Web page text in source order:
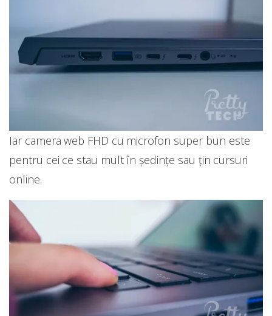
Iar camera web FHD cu microfon super bun este
pentru cei ce stau mult în ședințe sau țin cursuri
online.